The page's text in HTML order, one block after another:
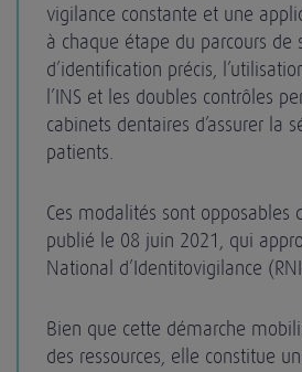
vigilance constante et une
à chaque étape du parcours de
d’identification précis,
l’INS et les doubles contrôles
cabinets dentaires d’assurer la
patients.
Ces modalités sont opposables
publié le 08 juin 2021, qui
National d’Identitovigilance
Bien que cette démarche
des ressources, elle constitue